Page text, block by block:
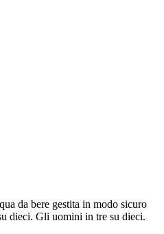
da bere gestita in modo sicuro
dieci. Gli uomini in tre su dieci.